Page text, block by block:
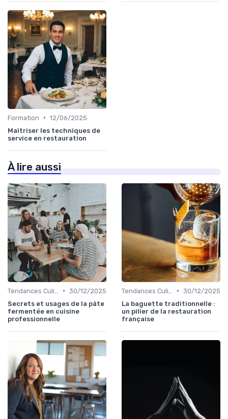
Formation • 12/06/2025
Maîtriser les techniques de
service en restauration
À lire aussi
• 30/12/2025
Secrets et usages de la pâte
fermentée en cuisine
professionnelle
• 30/12/2025
La baguette traditionnelle :
un pilier de la restauration
française